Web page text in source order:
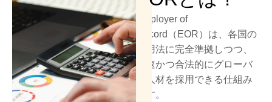
Employer of
Record
（ EOR） は、各国の
雇用法に完全準拠しつつ、
迅速かつ合法的に グローバ
ル人材を採用できる仕組み
です。